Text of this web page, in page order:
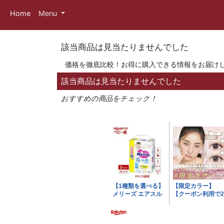
Home Menu
該当商品は見当たりませんでした
価格を徹底比較！お得に購入できる情報をお届け
該当商品は見当たりませんでした
おすすめの商品をチェック！